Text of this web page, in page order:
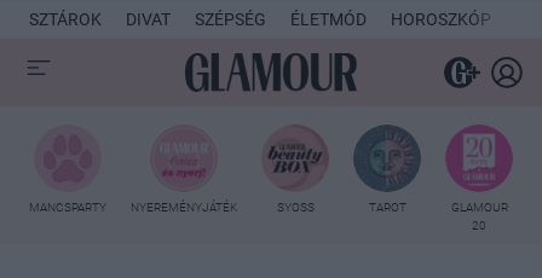
SZTÁROK DIVAT SZÉPSÉG ÉLETMÓD HOROSZKÓP
MANCSPARTY NYEREMÉNYJÁTÉK SYOSS TAROT
GLAMOUR
20